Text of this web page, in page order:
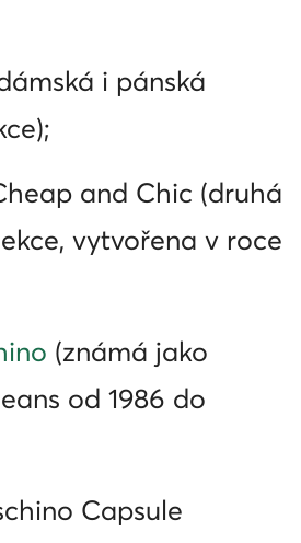
i pánská
and Chic (druhá
vytvořena v roce
(známá jako
od 1986 do
Capsule